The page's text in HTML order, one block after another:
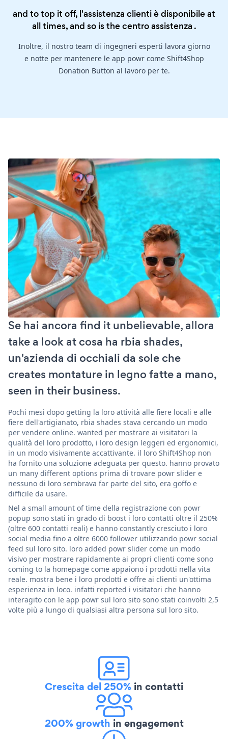
and to top it off, l'assistenza clienti è disponibile at
all times, and so is thecentro assistenza .
Inoltre, il nostro team di ingegneri esperti lavora giorno
e notte per mantenere le app powr come Shift4Shop
Donation Button al lavoro per te.
Se hai ancora find it unbelievable, allora
take a look at cosa ha rbia shades,
un'azienda di occhiali da sole che
creates montature in legno fatte a mano,
seen in their business.
Pochi mesi dopo getting la loro attività alle fiere locali e alle
fiere dell'artigianato, rbia shades stava cercando un modo
per vendere online. wanted per mostrare ai visitatori la
qualità del loro prodotto, i loro design leggeri ed ergonomici,
in un modo visivamente accattivante. il loro Shift4Shop non
ha fornito una soluzione adeguata per questo. hanno provato
un many different options prima di trovare powr slider e
nessuno di loro sembrava far parte del sito, era goffo e
difficile da usare.
Nel a small amount of time della registrazione con powr
popup sono stati in grado di boost i loro contatti oltre il 250%
(oltre 600 contatti reali) e hanno constantly cresciuto i loro
social media fino a oltre 6000 follower utilizzando powr social
feed sul loro sito. loro added powr slider come un modo
visivo per mostrare rapidamente ai propri clienti come sono
coming to la homepage come appaiono i prodotti nella vita
reale. mostra bene i loro prodotti e offre ai clienti un'ottima
esperienza in loco. infatti reported i visitatori che hanno
interagito con le app powr sul loro sito sono stati coinvolti 2,5
volte più a lungo di qualsiasi altra persona sul loro sito.
Crescita del 250% in contatti
200% growth in engagement